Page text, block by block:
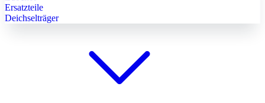
Ersatzteile
Deichselträger